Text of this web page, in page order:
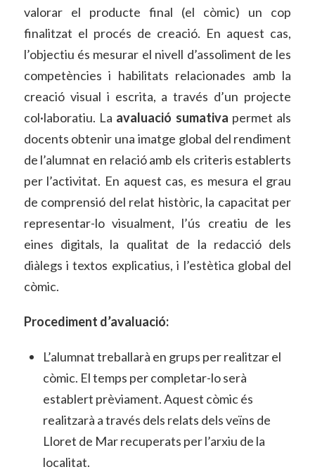
valorar el producte final (el còmic) un cop
finalitzat el procés de creació. En aquest cas,
l’objectiu és mesurar el nivell d’assoliment de les
competències i habilitats relacionades amb la
creació visual i escrita, a través d’un projecte
col·laboratiu. La avaluació sumativa permet als
docents obtenir una imatge global del rendiment
de l’alumnat en relació amb els criteris establerts
per l’activitat. En aquest cas, es mesura el grau
de comprensió del relat històric, la capacitat per
representar-lo visualment, l’ús creatiu de les
eines digitals, la qualitat de la redacció dels
diàlegs i textos explicatius, i l’estètica global del
còmic.
Procediment d’avaluació:
L’alumnat treballarà en grups per realitzar el
còmic. El temps per completar-lo serà
establert prèviament. Aquest còmic és
realitzarà a través dels relats dels veïns de
Lloret de Mar recuperats per l’arxiu de la
localitat.